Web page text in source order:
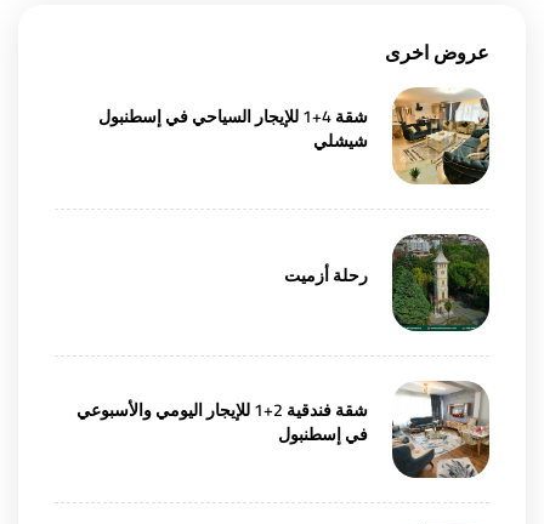
عروض اخرى
شقة 4+1 للإيجار السياحي في إسطنبول
شيشلي
رحلة أزميت
شقة فندقية 2+1 للإيجار اليومي والأسبوعي
في إسطنبول